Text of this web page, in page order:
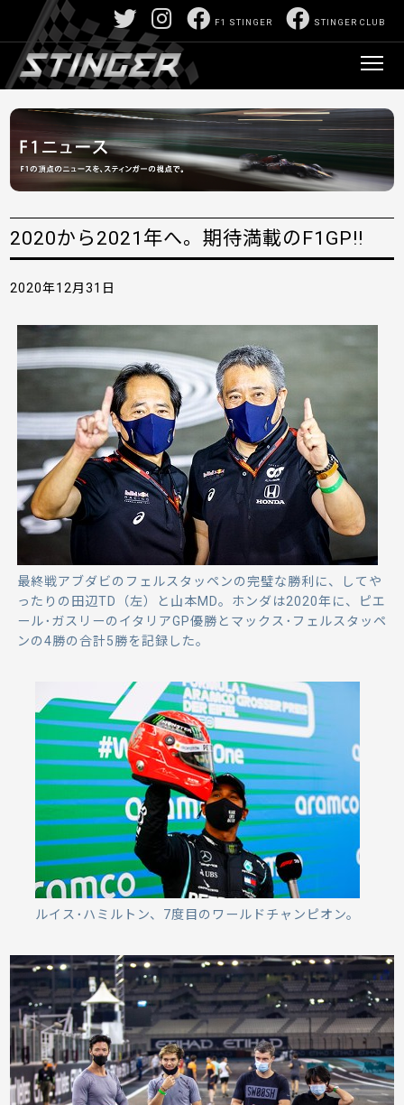
STINGER CLUB
F1 STINGER
2020から2021年へ。期待満載のF1GP!!
2020年12月31日
最終戦アブダビのフェルスタッペンの完璧な勝利に、してや
ったりの田辺TD（左）と山本MD。ホンダは2020年に、ピエ
ール･ガスリーのイタリアGP優勝とマックス･フェルスタッペ
ンの4勝の合計5勝を記録した。
ルイス･ハミルトン、7度目のワールドチャンピオン。